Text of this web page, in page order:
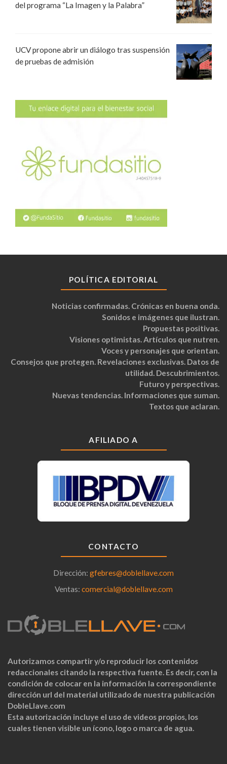
del programa “La Imagen y la Palabra”
UCV propone abrir un diálogo tras suspensión
de pruebas de admisión
POLÍTICA EDITORIAL
Noticias confirmadas. Crónicas en buena onda.
Sonidos e imágenes que ilustran.
Propuestas positivas.
Visiones optimistas. Artículos que nutren.
Voces y personajes que orientan.
Consejos que protegen. Revelaciones exclusivas. Datos de
utilidad. Descubrimientos.
Futuro y perspectivas.
Nuevas tendencias. Informaciones que suman.
Textos que aclaran.
AFILIADO A
CONTACTO
Dirección: gfebres@doblellave.com
Ventas: comercial@doblellave.com
Autorizamos compartir y/o reproducir los contenidos
redaccionales citando la respectiva fuente. Es decir, con la
condición de colocar en la información la correspondiente
dirección url del material utilizado de nuestra publicación
DobleLlave.com
Esta autorización incluye el uso de videos propios, los
cuales tienen visible un ícono, logo o marca de agua.